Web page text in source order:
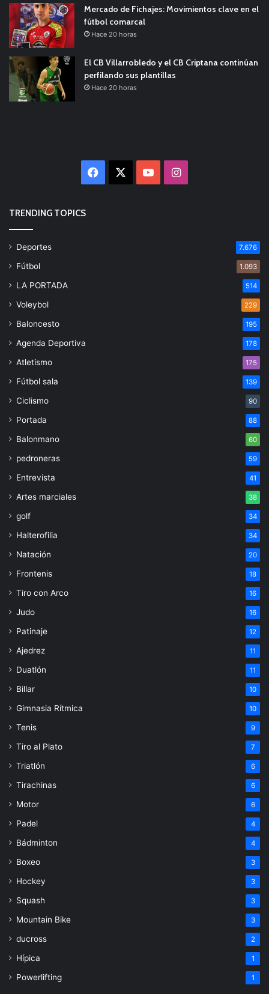
Mercado de Fichajes: Movimientos clave en el
fútbol comarcal
Hace 20 horas
El CB Villarrobledo y el CB Criptana continúan
perfilando sus plantillas
Hace 20 horas
Facebook YouTubeInstagram
TRENDING TOPICS
Deportes 7.676
Fútbol 1.093
LA PORTADA 514
Voleybol 229
Baloncesto 195
Agenda Deportiva 178
Atletismo 175
Fútbol sala 139
Ciclismo 90
Portada 88
Balonmano 60
pedroneras 59
Entrevista 41
Artes marciales 38
golf 34
Halterofilia 34
Natación 20
Frontenis 18
Tiro con Arco 16
Judo 16
Patinaje 12
Ajedrez 11
Duatlón 11
Billar 10
Gimnasia Rítmica 10
Tenis 9
Tiro al Plato 7
Triatlón 6
Tirachinas 6
Motor 6
Padel 4
Bádminton 4
Boxeo 3
Hockey 3
Squash 3
Mountain Bike 3
ducross 2
Hípica 1
Powerlifting 1